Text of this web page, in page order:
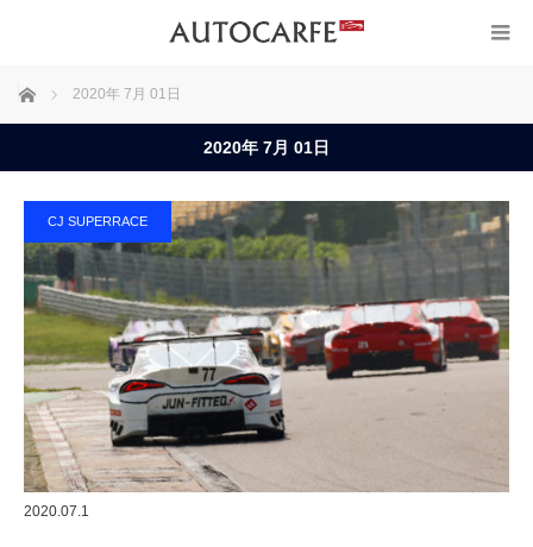
ホーム 2020年 7月 01日
2020年 7月 01日
CJ SUPERRACE
2020.07.1